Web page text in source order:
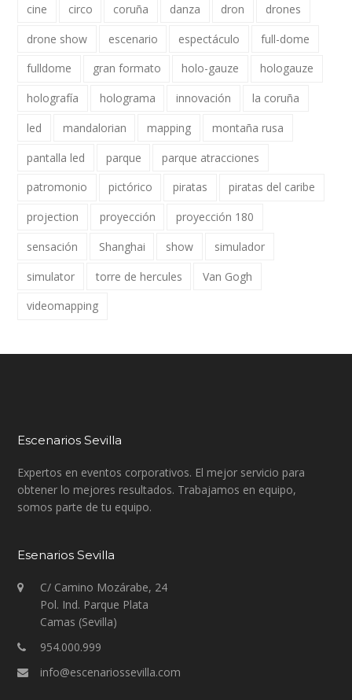
cine
circo coruña danza dron
drones
drone show
escenario espectáculo
full-dome
fulldome
gran formato holo-gauze
hologauze
holografía
holograma innovación
la coruña
led
mandalorian mapping
montaña rusa
pantalla led
parque
parque atracciones
patromonio
pictórico piratas
piratas del caribe
projection
proyección
proyección 180
sensación
Shanghai show
simulador
simulator
torre de hercules
Van Gogh
videomapping
Escenarios Sevilla
Expertos en eventos corporativos. El mejor servicio para
obtener lo mejores resultados. Trabajamos en equipo,
somos parte de tu equipo.
Esenarios Sevilla
C/ Camino Mozárabe, 24
Pol. Ind. Parque Plata
Camas (Sevilla)
954.000.999
info@escenariossevilla.com